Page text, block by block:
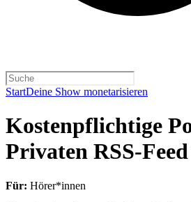
StartDeine Show monetarisieren
Kostenpflichtige
Privaten RSS-
Für: Hörer*innen